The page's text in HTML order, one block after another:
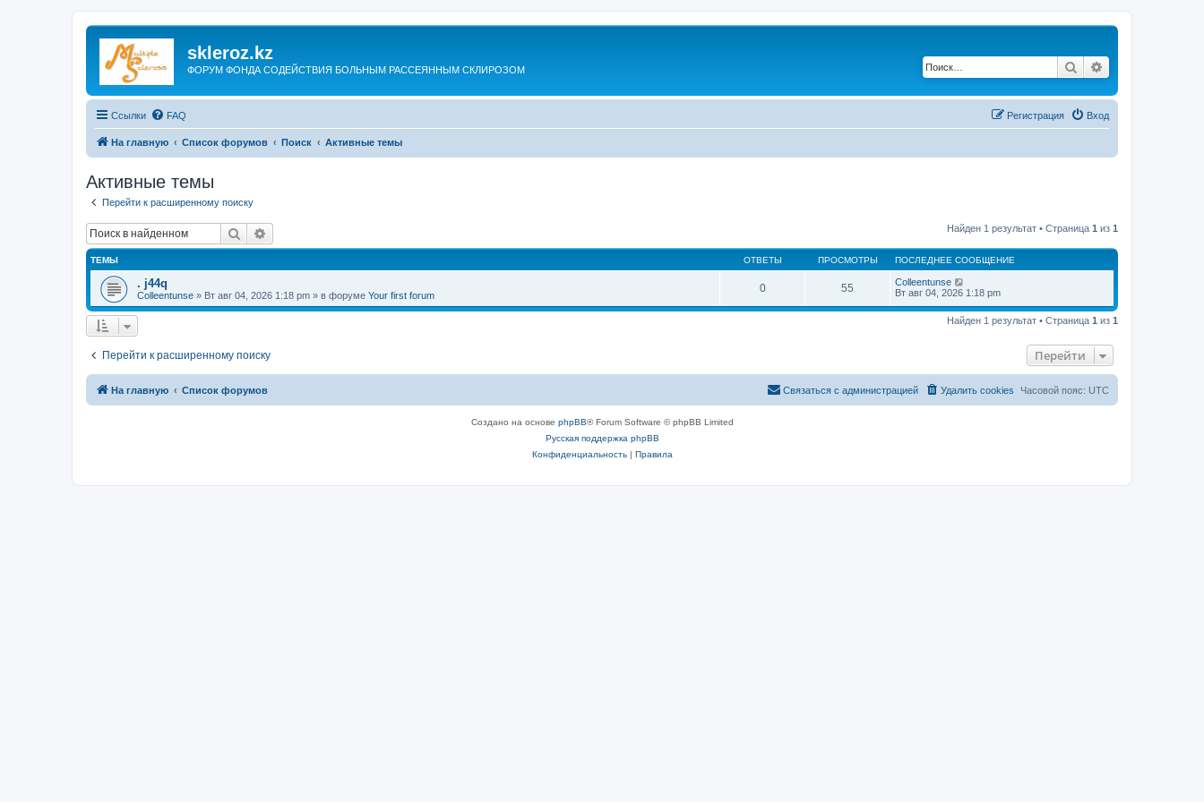
skleroz.kz
ФОРУМ ФОНДА СОДЕЙСТВИЯ БОЛЬНЫМ РАССЕЯННЫМ СКЛИРОЗОМ Поиск
Ссылки FAQ Вход
Регистрация
На главную Список форумов Поиск Активные темы
Активные темы
Перейти к расширенному поиску
Поиск Найден 1 результат • Страница 1 из 1
ТЕМЫ ОТВЕТЫ ПРОСМОТРЫ ПОСЛЕДНЕЕ СООБЩЕНИЕ
. j44q
Colleentunse » Вт авг 04, 2026 1:18 pm » в форуме Your first forum
0 55
Colleentunse
Вт авг 04, 2026 1:18 pm
Найден 1 результат • Страница 1 из 1
Перейти к расширенному поиску Перейти
На главную Список форумов Часовой пояс: UTC
Удалить cookies
Связаться с администрацией
Создано на основе phpBB® Forum Software © phpBB Limited
Русская поддержка phpBB
Конфиденциальность| Правила